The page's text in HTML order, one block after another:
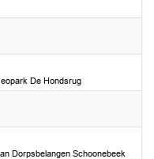
De Hondsrug
Dorpsbelangen Schoonebeek